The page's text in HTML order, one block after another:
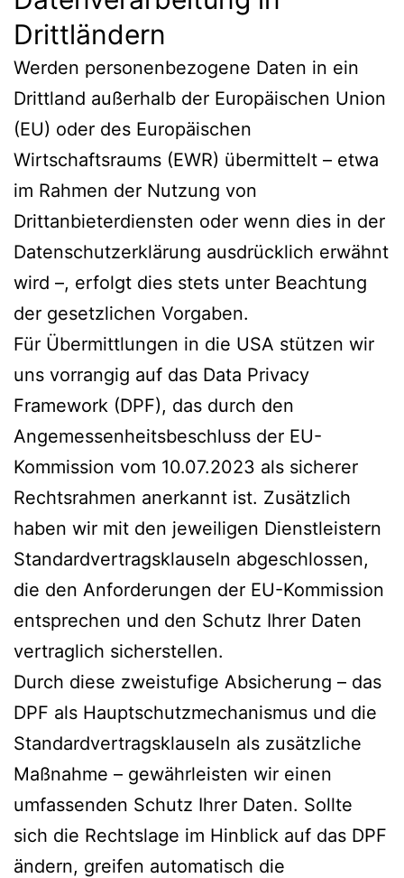
Drittländern
Werden personenbezogene Daten in ein
Drittland außerhalb der Europäischen Union
(EU) oder des Europäischen
Wirtschaftsraums (EWR) übermittelt – etwa
im Rahmen der Nutzung von
Drittanbieterdiensten oder wenn dies in der
Datenschutzerklärung ausdrücklich erwähnt
wird –, erfolgt dies stets unter Beachtung
der gesetzlichen Vorgaben.
Für Übermittlungen in die USA stützen wir
uns vorrangig auf das Data Privacy
Framework (DPF), das durch den
Angemessenheitsbeschluss der EU-
Kommission vom 10.07.2023 als sicherer
Rechtsrahmen anerkannt ist. Zusätzlich
haben wir mit den jeweiligen Dienstleistern
Standardvertragsklauseln abgeschlossen,
die den Anforderungen der EU-Kommission
entsprechen und den Schutz Ihrer Daten
vertraglich sicherstellen.
Durch diese zweistufige Absicherung – das
DPF als Hauptschutzmechanismus und die
Standardvertragsklauseln als zusätzliche
Maßnahme – gewährleisten wir einen
umfassenden Schutz Ihrer Daten. Sollte
sich die Rechtslage im Hinblick auf das DPF
ändern, greifen automatisch die